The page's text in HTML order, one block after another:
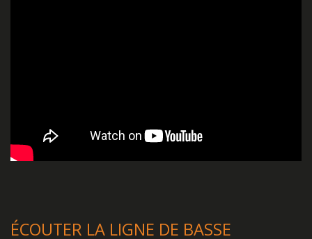
ÉCOUTER LA LIGNE DE BASSE